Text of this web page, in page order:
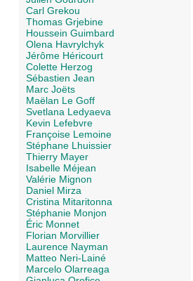
Carl Grekou
Thomas Grjebine
Houssein Guimbard
Olena Havrylchyk
Jérôme Héricourt
Colette Herzog
Sébastien Jean
Marc Joëts
Maëlan Le Goff
Svetlana Ledyaeva
Kevin Lefebvre
Françoise Lemoine
Stéphane Lhuissier
Thierry Mayer
Isabelle Méjean
Valérie Mignon
Daniel Mirza
Cristina Mitaritonna
Stéphanie Monjon
Éric Monnet
Florian Morvillier
Laurence Nayman
Matteo Neri-Lainé
Marcelo Olarreaga